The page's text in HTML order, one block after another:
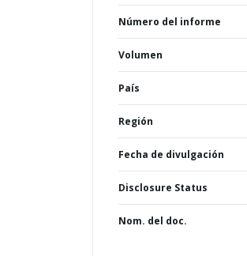
Número del informe
Volumen
País
Región
Fecha de divulgación
Disclosure Status
Nom. del doc.